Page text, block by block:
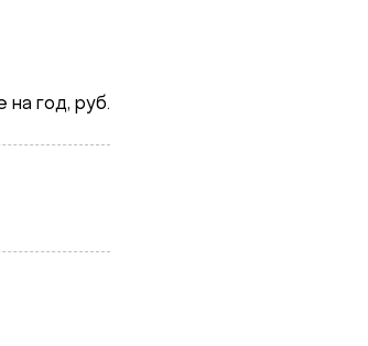
на год, руб.